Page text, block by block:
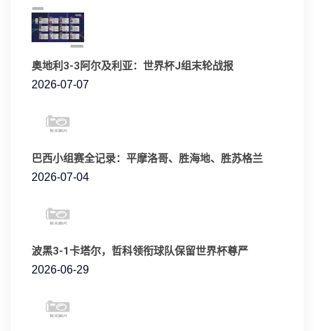
奥地利3-3阿尔及利亚：世界杯J组末轮战报
2026-07-07
巴西小组赛全记录：平摩洛哥、胜海地、胜苏格兰
2026-07-04
波黑3-1卡塔尔，哲科领衔球队保留世界杯尊严
2026-06-29